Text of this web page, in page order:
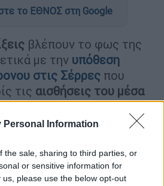
Personal Information
the sale, sharing to third parties, or
or sensitive information for
please use the below opt-out
το ΕΘΝΟΣ στη Google
βλέπουν το φως της
με την υπόθεση
στις Σέρρες που
τις αισθήσεις του μέσα
στην περιοχή της
πληροφορίες,
ότι μέσα στο κανάλι
καλώδιο, γεγονός που